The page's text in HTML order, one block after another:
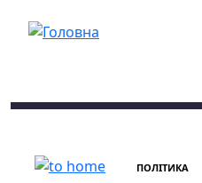
ПОЛІТИКА